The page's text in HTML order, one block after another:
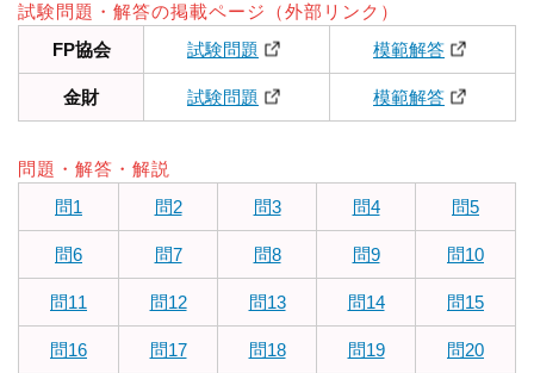
試験問題・解答の掲載ページ（外部リンク）
FP協会
試験問題 模範解答
金財 試験問題 模範解答
問題・解答・解説
問1
問2 問3 問4 問5
問6 問7 問8 問9 問10
問11 問12 問13 問14 問15
問16 問17 問18 問19 問20